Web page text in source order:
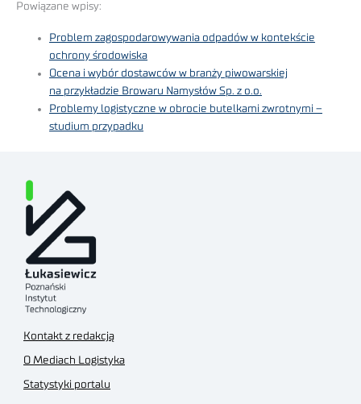
Powiązane wpisy:
Problem zagospodarowywania odpadów w kontekście
ochrony środowiska
Ocena i wybór dostawców w branży piwowarskiej
na przykładzie Browaru Namysłów Sp. z o.o.
Problemy logistyczne w obrocie butelkami zwrotnymi –
studium przypadku
Kontakt z redakcją
O Mediach Logistyka
Statystyki portalu